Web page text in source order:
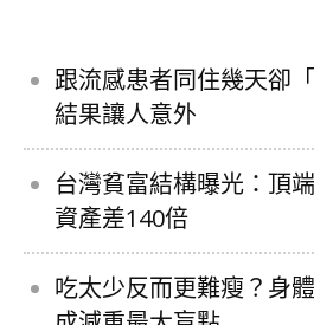
跟流感患者同住幾天卻
結果讓人意外
台灣貧富結構曝光：頂
資產差140倍
吃太少反而更難瘦？身